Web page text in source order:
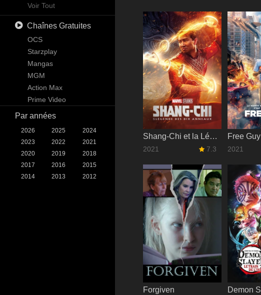
Western
Kids
Mystère
News
Reality
Science-Fiction & Fantastique
Soap
Talk
War & Politics
Western
Voir Tout
Chaînes Gratuites
OCS
Starzplay
Mangas
MGM
Action Max
Prime Video
Par années
2026 2025
2024
2023
2022
2021
2020
2019
2018
2017
2016
2015
2014
2013 2012
Shang-Chi et la Légende des Dix Anneaux
2021 7.3
Free Guy
2021
Forgiven